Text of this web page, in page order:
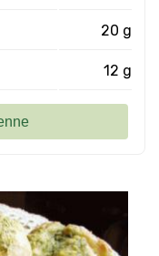
20 g
12 g